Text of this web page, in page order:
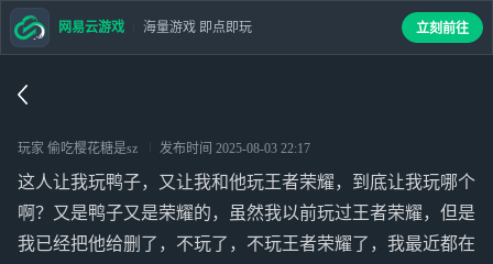
玩家 偷吃樱花糖是sz 发布时间 2025-08-03 22:17
这人让我玩鸭子，又让我和他玩王者荣耀，到底让我玩哪个
啊？又是鸭子又是荣耀的，虽然我以前玩过王者荣耀，但是
我已经把他给删了，不玩了，不玩王者荣耀了，我最近都在
网易云游戏 海量游戏 即点即玩 立刻前往